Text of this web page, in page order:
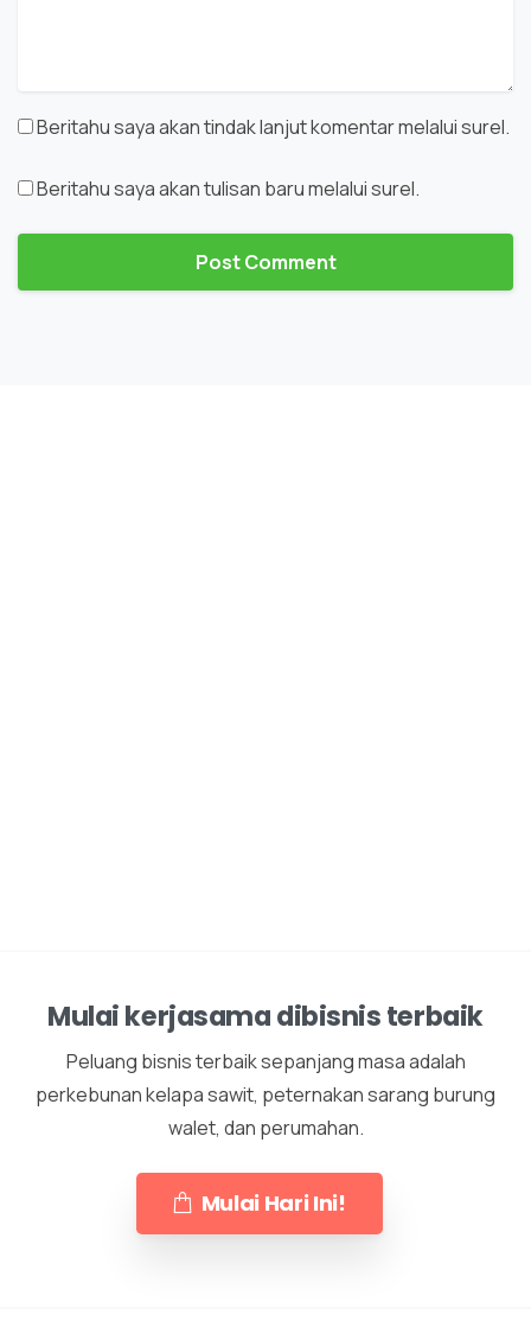
Beritahu saya akan tindak lanjut komentar melalui surel.
Beritahu saya akan tulisan baru melalui surel.
Mulai kerjasama dibisnis terbaik
Peluang bisnis terbaik sepanjang masa adalah
perkebunan kelapa sawit, peternakan sarang burung
walet, dan perumahan.
Mulai Hari Ini!